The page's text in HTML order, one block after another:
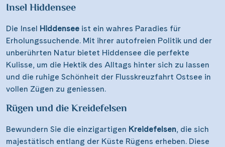
Insel Hiddensee
Die Insel Hiddensee ist ein wahres Paradies für
Erholungssuchende. Mit ihrer autofreien Politik und der
unberührten Natur bietet Hiddensee die perfekte
Kulisse, um die Hektik des Alltags hinter sich zu lassen
und die ruhige Schönheit der Flusskreuzfahrt Ostsee in
vollen Zügen zu geniessen.
Rügen und die Kreidefelsen
Bewundern Sie die einzigartigen Kreidefelsen, die sich
majestätisch entlang der Küste Rügens erheben. Diese